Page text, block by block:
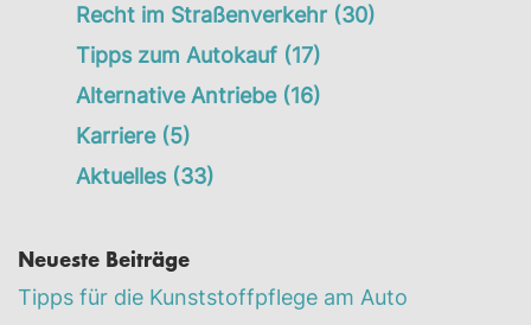
Recht im Straßenverkehr (30)
Tipps zum Autokauf (17)
Alternative Antriebe (16)
Karriere (5)
Aktuelles (33)
Neueste Beiträge
Tipps für die Kunststoffpflege am Auto